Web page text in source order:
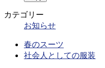
カテゴリー
お知らせ
春のスーツ
社会人としての服装